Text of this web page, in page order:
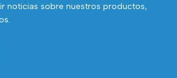
noticias sobre nuestros productos,